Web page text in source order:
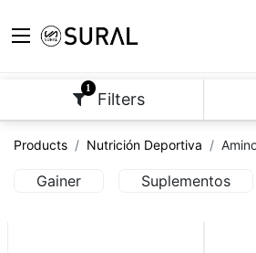
1
Filters
Products Nutrición Deportiva
Gainer Suplementos